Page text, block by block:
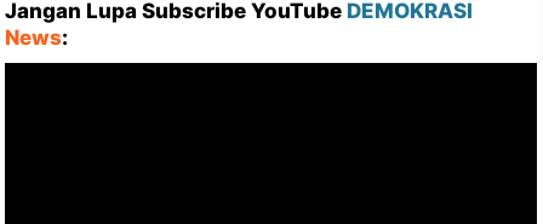
Jangan Lupa Subscribe YouTube DEMOKRASI
News: